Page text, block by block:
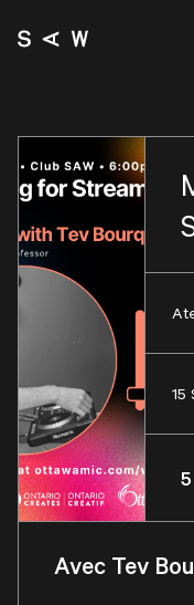
15
Avec Tev